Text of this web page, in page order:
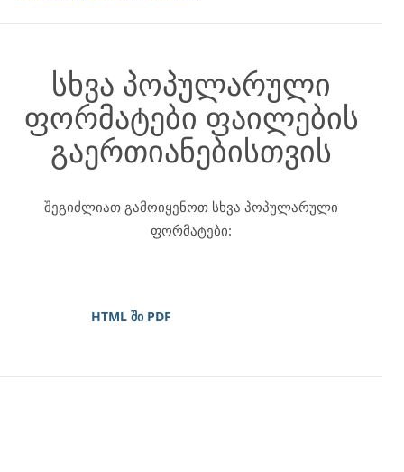
სხვა პოპულარული
ფორმატები ფაილების
გაერთიანებისთვის
შეგიძლიათ გამოიყენოთ სხვა პოპულარული
ფორმატები:
HTML ში PDF